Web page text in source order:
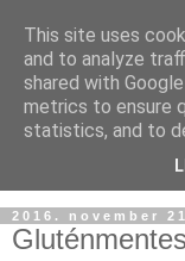
2016. november
This site uses
and to analyze
shared with
metrics to ensure
statistics, and to